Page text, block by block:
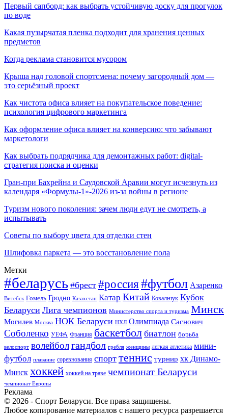
Первый сапборд: как выбрать устойчивую доску для прогулок
по воде
Какая пузырчатая пленка подходит для хранения ценных
предметов
Когда реклама становится мусором
Крыша над головой спортсмена: почему загородный дом —
это серьёзный проект
Как чистота офиса влияет на покупательское поведение:
психология цифрового маркетинга
Как оформление офиса влияет на конверсию: что забывают
маркетологи
Как выбрать подрядчика для демонтажных работ: digital-
стратегия поиска и оценки
Гран-при Бахрейна и Саудовской Аравии могут исчезнуть из
календаря «Формулы-1»-2026 из-за войны в регионе
Туризм нового поколения: зачем люди едут не смотреть, а
испытывать
Советы по выбору цвета для отделки стен
Шлифовка паркета — это восстановление пола
Метки
#беларусь #брест #россия#футбол Азаренко
Витебск Гомель Гродно Казахстан Катар Китай Ковальчук Кубок
Беларуси Лига чемпионов Министерство спорта и туризма Минск
Могилев Москва НОК Беларуси НХЛ Олимпиада Саснович
Соболенко УЕФА Франция баскетбол биатлон борьба
велоспорт волейболгандбол гребля женщины легкая атлетика мини-
футбол плавание соревнования спорт теннис турнир хк Динамо-
Минск хоккей хоккей на траве чемпионат Беларуси
чемпионат Европы
Реклама
© 2026 - Спорт Беларуси. Все права защищены.
Любое копирование материалов с нашего ресурса разрешается